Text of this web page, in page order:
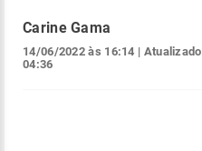
Carine Gama
14/06/2022 às 16:14 | Atualizado
04:36